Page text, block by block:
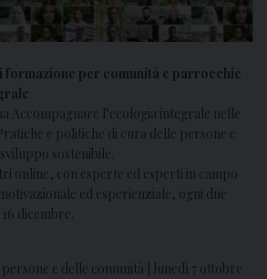
formazione per comunità e parrocchie
Accompagnare l’ecologia integrale nelle
e politiche di cura delle persone e
sostenibile.
online, con esperte ed esperti in campo
ed esperienziale, ogni due
dicembre.
e delle comunità | lunedì 7 ottobre